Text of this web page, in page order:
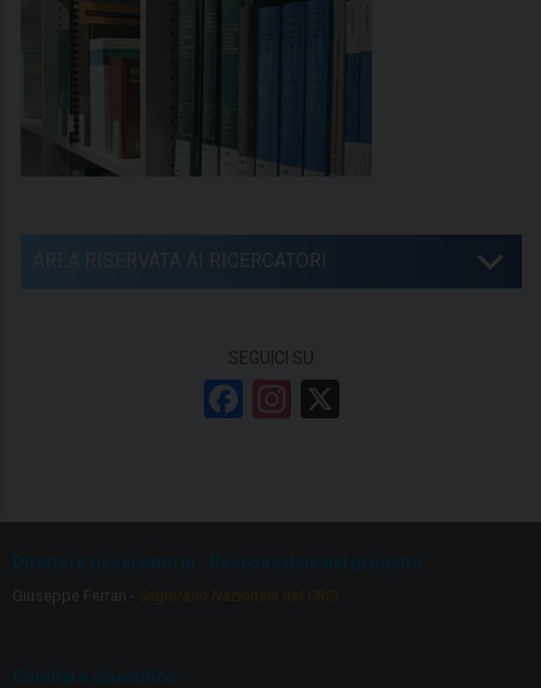
AREA RISERVATA AI RICERCATORI
SEGUICI SU
F
b
o
In
gr
m
Giuseppe Ferrari - Segretario Nazionale del GRIS